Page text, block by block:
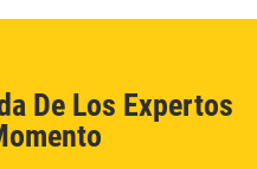
De Los Expertos